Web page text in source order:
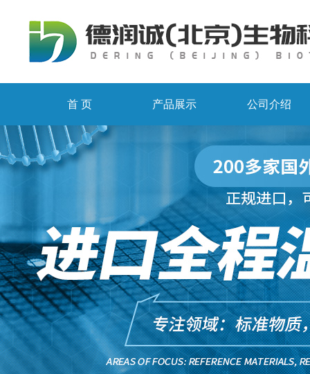
首 页 产品展示 公司介绍